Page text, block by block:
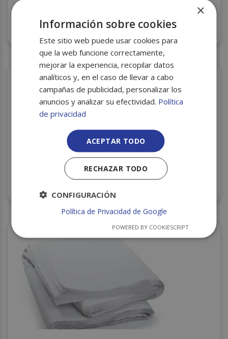
MANTEL 1X1 CUADROS VERDE KONNY P.100
C/400
×
Información sobre cookies
Este sitio web puede usar cookies para
que la web funcione correctamente,
mejorar la experiencia, recopilar datos
analíticos y, en el caso de llevar a cabo
campañas de publicidad, personalizar los
anuncios y analizar su efectividad. Política
de privacidad
ACEPTAR TODO
RECHAZAR TODO
CONFIGURACIÓN
Política de Privacidad de Google
POWERED BY COOKIESCRIPT